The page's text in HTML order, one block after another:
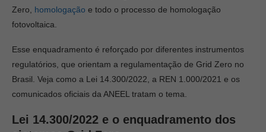
Zero, homologação e todo o processo de homologação
fotovoltaica.
Esse enquadramento é reforçado por diferentes instrumentos
regulatórios, que orientam a regulamentação de Grid Zero no
Brasil. Veja como a Lei 14.300/2022, a REN 1.000/2021 e os
comunicados oficiais da ANEEL tratam o tema.
Lei 14.300/2022 e o enquadramento dos